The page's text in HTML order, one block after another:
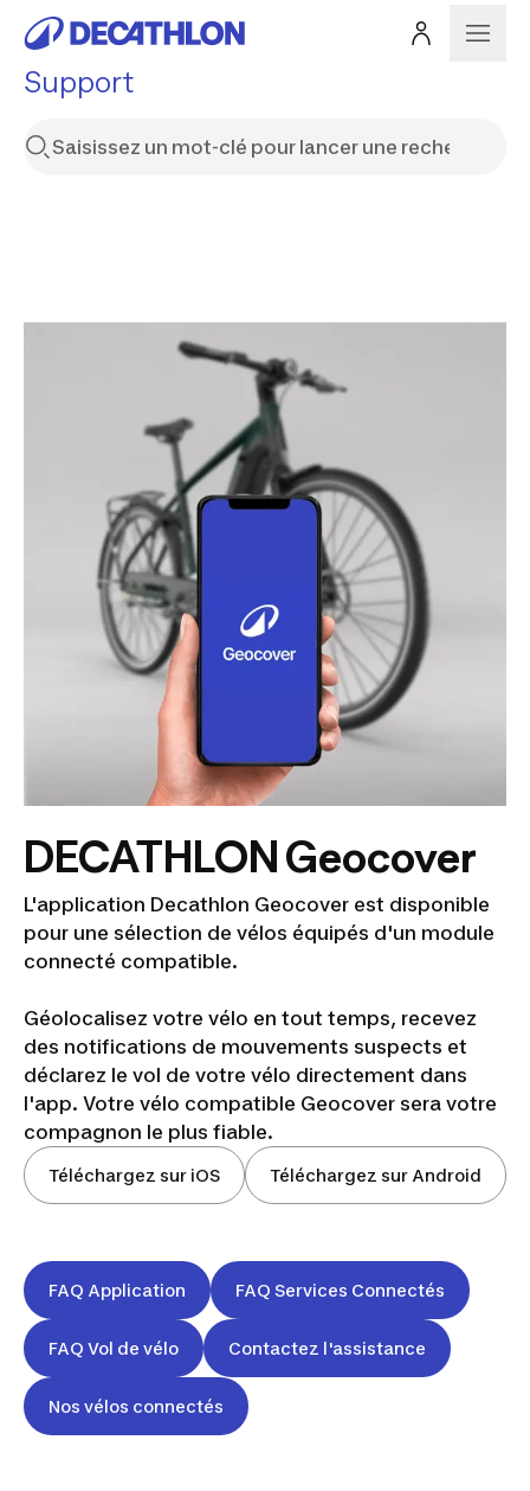
Support
DECATHLON Geocover
L'application Decathlon Geocover est disponible
pour une sélection de vélos équipés d'un module
connecté compatible.
Géolocalisez votre vélo en tout temps, recevez
des notifications de mouvements suspects et
déclarez le vol de votre vélo directement dans
l'app. Votre vélo compatible Geocover sera votre
compagnon le plus fiable.
Téléchargez sur iOS Téléchargez sur Android
FAQ Application FAQ Services Connectés
FAQ Vol de vélo Contactez l'assistance
Nos vélos connectés